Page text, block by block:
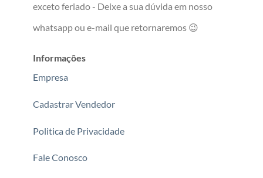
exceto feriado - Deixe a sua dúvida em nosso
whatsapp ou e-mail que retornaremos 😉
Informações
Empresa
Cadastrar Vendedor
Politica de Privacidade
Fale Conosco